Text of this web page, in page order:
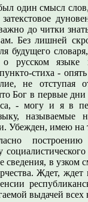
один смысл
до читки
Без лишней
будущего
о русском языке
стиха -
не отступая
Бог в первые дни
- могу и я в
называемые
Убежден, имею на
построению
сведения, в узком
Ждет,
выдачей